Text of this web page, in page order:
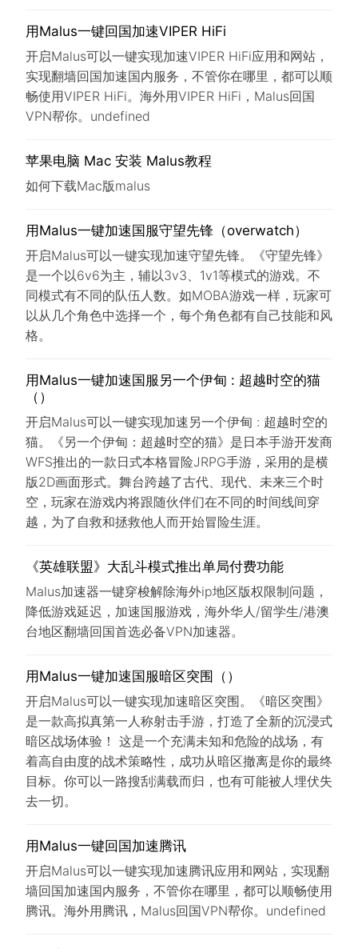
用Malus一键回国加速VIPER HiFi
开启Malus可以一键实现加速VIPER HiFi应用和网站，
实现翻墙回国加速国内服务，不管你在哪里，都可以顺
畅使用VIPER HiFi。海外用VIPER HiFi，Malus回国
VPN帮你。undefined
苹果电脑 Mac 安装 Malus教程
如何下载Mac版malus
用Malus一键加速国服守望先锋（overwatch）
开启Malus可以一键实现加速守望先锋。《守望先锋》
是一个以6v6为主，辅以3v3、1v1等模式的游戏。不
同模式有不同的队伍人数。如MOBA游戏一样，玩家可
以从几个角色中选择一个，每个角色都有自己技能和风
格。
用Malus一键加速国服另一个伊甸 : 超越时空的猫
（）
开启Malus可以一键实现加速另一个伊甸 : 超越时空的
猫。《另一个伊甸：超越时空的猫》是日本手游开发商
WFS推出的一款日式本格冒险JRPG手游，采用的是横
版2D画面形式。舞台跨越了古代、现代、未来三个时
空，玩家在游戏内将跟随伙伴们在不同的时间线间穿
越，为了自救和拯救他人而开始冒险生涯。
《英雄联盟》大乱斗模式推出单局付费功能
Malus加速器一键穿梭解除海外ip地区版权限制问题，
降低游戏延迟，加速国服游戏，海外华人/留学生/港澳
台地区翻墙回国首选必备VPN加速器。
用Malus一键加速国服暗区突围（）
开启Malus可以一键实现加速暗区突围。《暗区突围》
是一款高拟真第一人称射击手游，打造了全新的沉浸式
暗区战场体验！ 这是一个充满未知和危险的战场，有
着高自由度的战术策略性，成功从暗区撤离是你的最终
目标。你可以一路搜刮满载而归，也有可能被人埋伏失
去一切。
用Malus一键回国加速腾讯
开启Malus可以一键实现加速腾讯应用和网站，实现翻
墙回国加速国内服务，不管你在哪里，都可以顺畅使用
腾讯。海外用腾讯，Malus回国VPN帮你。undefined